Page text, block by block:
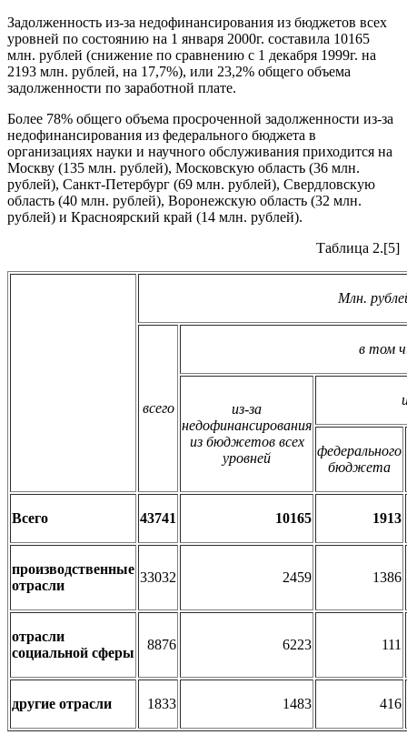
Задолженность из-за недофинансирования из бюджетов всех
уровней по состоянию на 1 января 2000г. составила 10165
млн. рублей (снижение по сравнению с 1 декабря 1999г. на
2193 млн. рублей, на 17,7%), или 23,2% общего объема
задолженности по заработной плате.
Более 78% общего объема просроченной задолженности из-за
недофинансирования из федерального бюджета в
организациях науки и научного обслуживания приходится на
Москву (135 млн. рублей), Московскую область (36 млн.
рублей), Санкт-Петербург (69 млн. рублей), Свердловскую
область (40 млн. рублей), Воронежскую область (32 млн.
рублей) и Красноярский край (14 млн. рублей).
Таблица 2.[5]
Млн.
всего
в том
из-за
недофинансирования
из бюджетов всех
уровней
федерального
бюджета
Всего 43741 10165 1913
производственные
отрасли
33032 2459 1386
отрасли
социальной сферы
8876 6223 111
другие отрасли 1833 1483 416